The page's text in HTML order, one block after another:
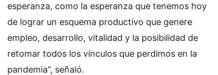
esperanza, como la esperanza que tenemos hoy
de lograr un esquema productivo que genere
empleo, desarrollo, vitalidad y la posibilidad de
retomar todos los vínculos que perdimos en la
pandemia”, señaló.